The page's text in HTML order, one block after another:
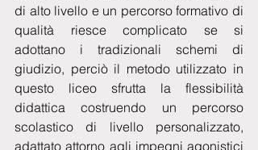
di alto livello e un percorso formativo di
qualità riesce complicato se si
adottano i tradizionali schemi di
giudizio, perciò il metodo utilizzato in
questo liceo sfrutta la flessibilità
didattica costruendo un percorso
scolastico di livello personalizzato,
adattato attorno agli impegni agonistici